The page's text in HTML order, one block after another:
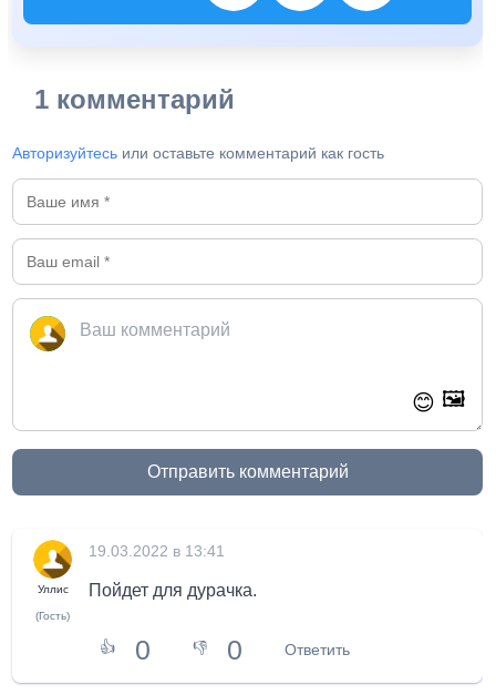
1 комментарий
Авторизуйтесь или оставьте комментарий как гость
😊 🖼️
Отправить комментарий
Уллис
(Гость)
19.03.2022 в 13:41
Пойдет для дурачка.
👍 0 👎 0 Ответить